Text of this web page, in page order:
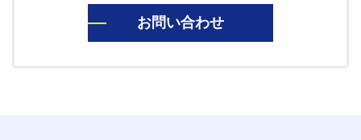
お問い合わせ